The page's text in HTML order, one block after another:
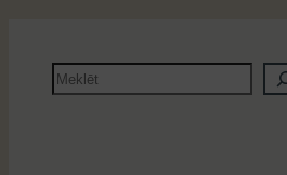
M
e